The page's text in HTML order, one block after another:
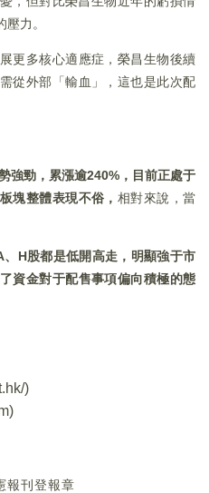
力。
更多核心適應症，榮昌生物後續
從外部「輸血」，這也是此次配
強勁，累漲逾240%，目前正處于
塊整體表現不俗， 相對來說，當
、H股都是低開高走，明顯強于市
資金對于配售事項偏向積極的態
)
)
報刊登報章